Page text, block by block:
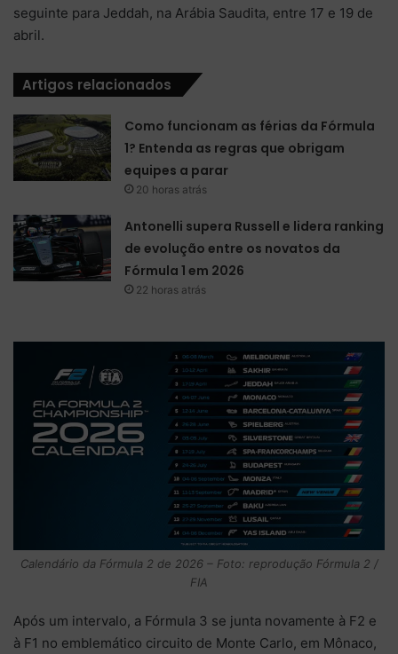
seguinte para Jeddah, na Arábia Saudita, entre 17 e 19 de
abril.
Artigos relacionados
Como funcionam as férias da Fórmula
1? Entenda as regras que obrigam
equipes a parar
20 horas atrás
Antonelli supera Russell e lidera ranking
de evolução entre os novatos da
Fórmula 1 em 2026
22 horas atrás
Calendário da Fórmula 2 de 2026 – Foto: reprodução Fórmula 2 /
FIA
Após um intervalo, a Fórmula 3 se junta novamente à F2 e
à F1 no emblemático circuito de Monte Carlo, em Mônaco,